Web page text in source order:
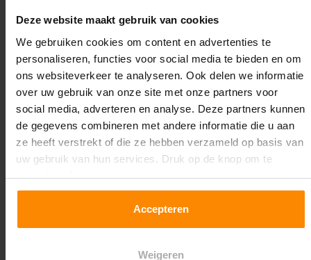
Deze website maakt gebruik van cookies
We gebruiken cookies om content en advertenties te
personaliseren, functies voor social media te bieden en om
ons websiteverkeer te analyseren. Ook delen we informatie
over uw gebruik van onze site met onze partners voor
social media, adverteren en analyse. Deze partners kunnen
de gegevens combineren met andere informatie die u aan
ze heeft verstrekt of die ze hebben verzameld op basis van
uw gebruik van hun services. Druk op de knop om te
accepteren!
Accepteren
Weigeren
uit? Advies en antwoorden op je vragen zijn altijd gratis
bij Multi Profiel! Dat is het voordeel van bestellen bij
ons bedrijf, we helpen iedere klant graag individueel
met hun problemen.
Eventueel kun je ook losse armen mee bestellen voor
het uitbreiden van een opstelling.
Download hier de montagehandleiding!